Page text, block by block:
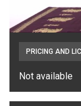
PRICING AND
Not available